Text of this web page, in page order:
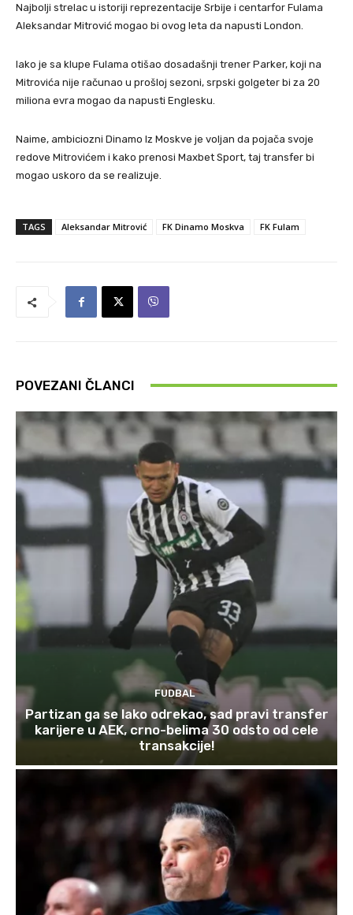
Najbolji strelac u istoriji reprezentacije Srbije i centarfor Fulama
Aleksandar Mitrović mogao bi ovog leta da napusti London.
Iako je sa klupe Fulama otišao dosadašnji trener Parker, koji na
Mitrovića nije računao u prošloj sezoni, srpski golgeter bi za 20
miliona evra mogao da napusti Englesku.
Naime, ambiciozni Dinamo Iz Moskve je voljan da pojača svoje
redove Mitrovićem i kako prenosi Maxbet Sport, taj transfer bi
mogao uskoro da se realizuje.
TAGS Aleksandar Mitrović FK Dinamo Moskva FK Fulam
POVEZANI ČLANCI
FUDBAL
Partizan ga se lako odrekao, sad pravi transfer
karijere u AEK, crno-belima 30 odsto od cele
transakcije!